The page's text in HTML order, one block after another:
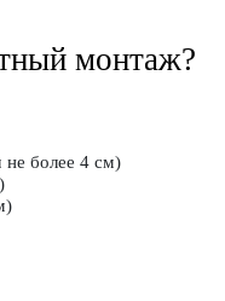
монтаж?
не более 4 см)